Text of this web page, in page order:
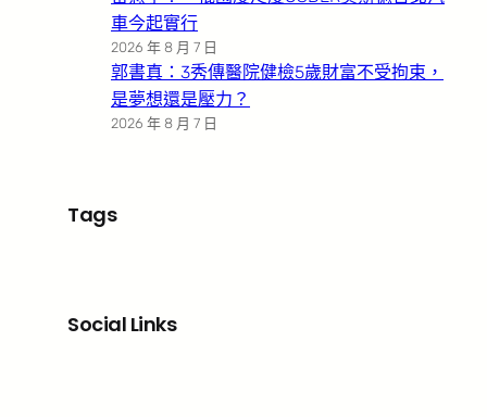
車今起實行
2026 年 8 月 7 日
郭書真：3秀傳醫院健檢5歲財富不受拘束，
是夢想還是壓力？
2026 年 8 月 7 日
Tags
Social Links